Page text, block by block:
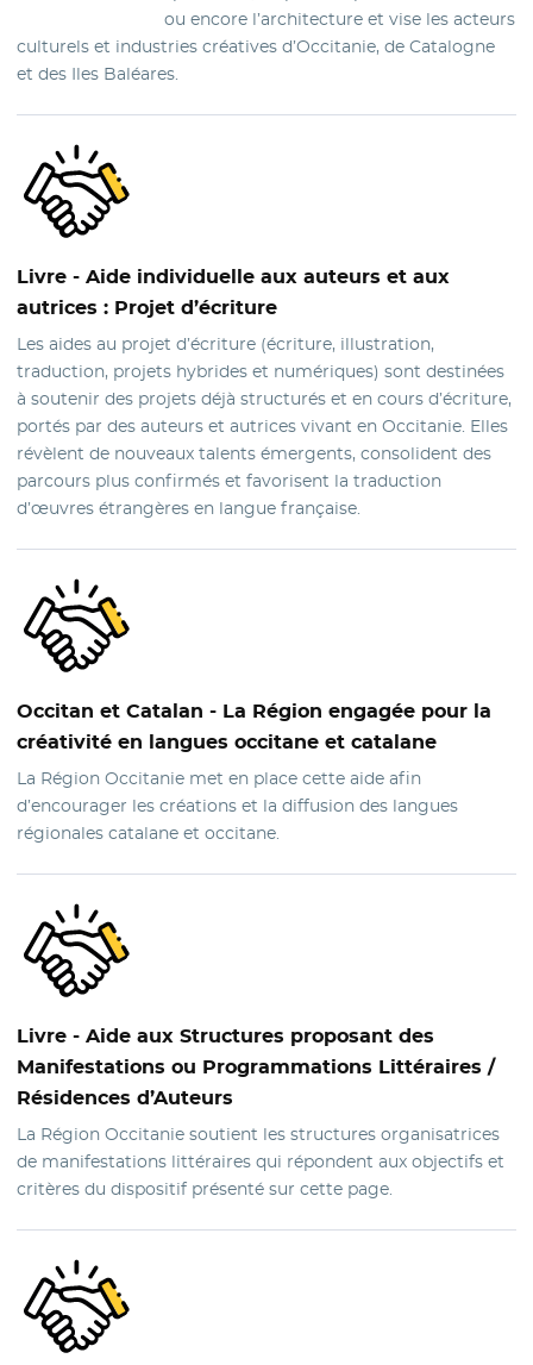
ou encore l’architecture et vise les acteurs
culturels et industries créatives d’Occitanie, de Catalogne
et des Iles Baléares.
Livre - Aide individuelle aux auteurs et aux
autrices : Projet d’écriture
Les aides au projet d’écriture (écriture, illustration,
traduction, projets hybrides et numériques) sont destinées
à soutenir des projets déjà structurés et en cours d’écriture,
portés par des auteurs et autrices vivant en Occitanie. Elles
révèlent de nouveaux talents émergents, consolident des
parcours plus confirmés et favorisent la traduction
d’œuvres étrangères en langue française.
Occitan et Catalan - La Région engagée pour la
créativité en langues occitane et catalane
La Région Occitanie met en place cette aide afin
d’encourager les créations et la diffusion des langues
régionales catalane et occitane.
Livre - Aide aux Structures proposant des
Manifestations ou Programmations Littéraires /
Résidences d’Auteurs
La Région Occitanie soutient les structures organisatrices
de manifestations littéraires qui répondent aux objectifs et
critères du dispositif présenté sur cette page.